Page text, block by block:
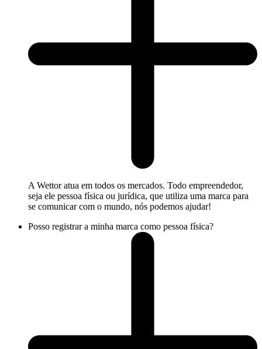
A Wettor atua em todos os mercados. Todo empreendedor,
seja ele pessoa física ou jurídica, que utiliza uma marca para
se comunicar com o mundo, nós podemos ajudar!
Posso registrar a minha marca como pessoa física?